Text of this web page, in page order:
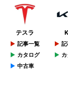
テスラ
記事一覧
カタログ
中古車